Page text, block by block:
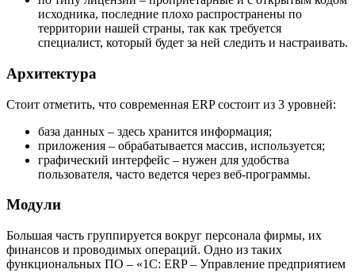
исходника, последние плохо распространены по
территории нашей страны, так как требуется
специалист, который будет за ней следить и настраивать.
Архитектура
Стоит отметить, что современная ERP состоит из 3 уровней:
база данных – здесь хранится информация;
приложения – обрабатывается массив, используется;
графический интерфейс – нужен для удобства
пользователя, часто ведется через веб-программы.
Модули
Большая часть группируется вокруг персонала фирмы, их
финансов и проводимых операций. Одно из таких
функциональных ПО – «1С: ERP – Управление предприятием